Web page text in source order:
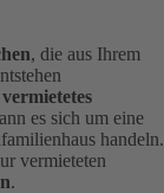
, die aus Ihrem
es sich um eine
handeln.
vermieteten
.